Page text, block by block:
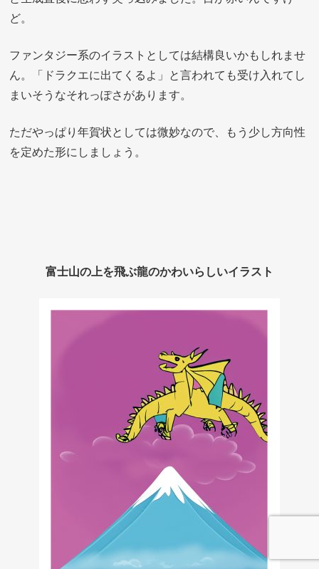
ど。
ファンタジー系のイラストとしては結構良いかもしれませ
ん。「ドラクエに出てくるよ」と言われても受け入れてし
まいそうなそれっぽさがあります。
ただやっぱり年賀状としては微妙なので、もう少し方向性
を定めた形にしましょう。
富士山の上を飛ぶ龍のかわいらしいイラスト